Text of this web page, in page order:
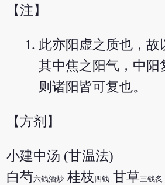
【注】
此亦阳虚之质也，故
其中焦之阳气，中阳
则诸阳皆可复也。
【方剂】
小建中汤 (甘温法)
白芍六钱酒炒 桂枝四钱 甘草三钱炙